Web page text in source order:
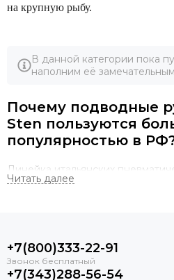
на крупную рыбу.
В данной категории пока
наполним её
Почему подводные
Sten пользуются
популярностью в
Линейка итальянских
отличается точным и мощным
Удобно, что у ружей белая
уроните ружье, то она хорошо
+7(800)333-22-91
+7(343)288-56-54